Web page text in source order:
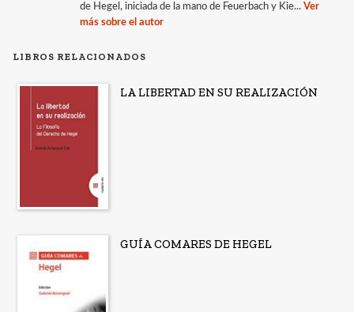
de Hegel, iniciada de la mano de Feuerbach y Kie... Ver
más sobre el autor
LIBROS RELACIONADOS
LA LIBERTAD EN SU REALIZACIÓN
GUÍA COMARES DE HEGEL